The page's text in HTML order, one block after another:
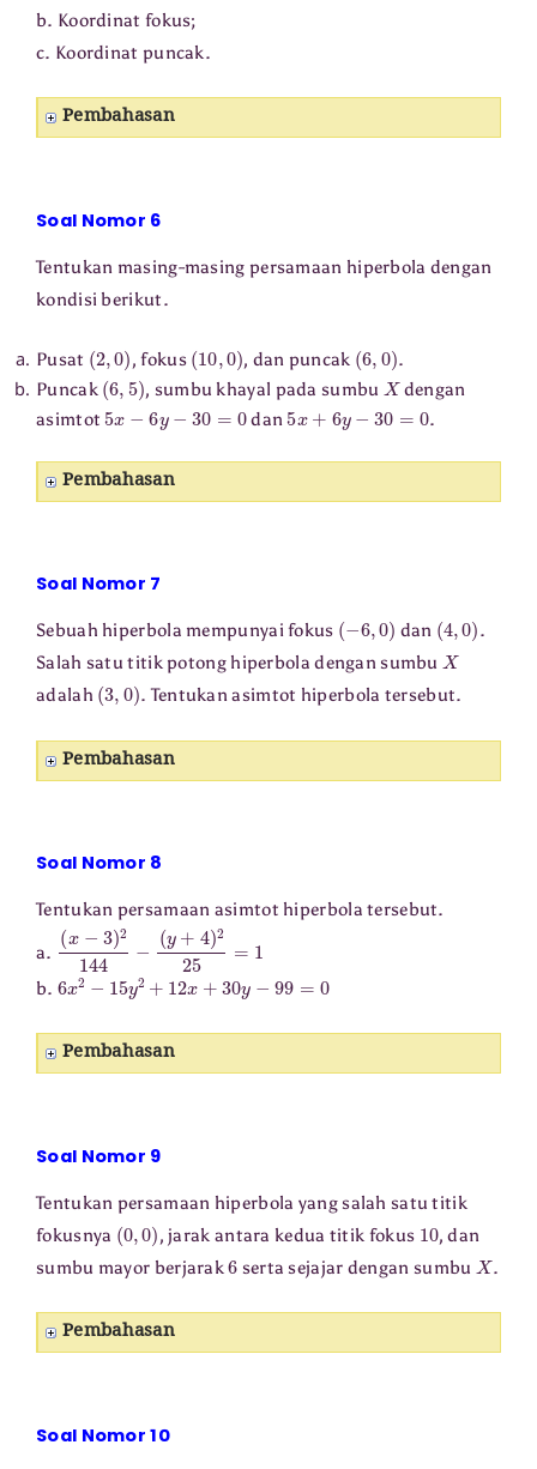
b. Koordinat fokus;
c. Koordinat puncak.
Pembahasan
Soal Nomor 6
Tentukan masing-masing persamaan hiperbola dengan
kondisi berikut.
Pusat (2 0) , fokus (10 0), dan puncak (6 0).
Puncak (6 ,5), sumbu khayal pada sumbu X dengan
asimtot5 6 y =0 dan5 + y 30=0 .
Pembahasan
Soal Nomor 7
Sebuah hiperbola mempunyai fokus ( 6, 0) dan ( 4 0) .
Salah satu titik potong hiperbola dengan sumbuX
adalah (3 0). Tentukan asimtot hiperbola tersebut.
Pembahasan
Soal Nomor 8
Tentukan persamaan asimtot hiperbola tersebut.
a. (x− 3) 2144 (y+4)225
b. 6 x2 −15 y 2+ x +30 −99 0
Pembahasan
Soal Nomor 9
Tentukan persamaan hiperbola yang salah satu titik
fokusnya (0 0 , jarak antara kedua titik fokus 10, dan
sumbu mayor berjarak6 serta sejajar dengan sumbu X .
Pembahasan
Soal Nomor 10